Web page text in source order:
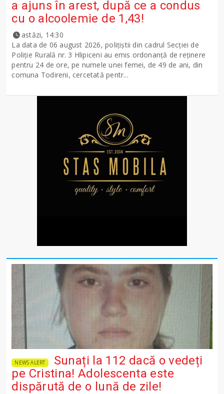
a ajuns în arest, după ce a condus
cu o alcoolemie de 1,43!
astăzi, 14:30
La data de 06 august 2026, polițiștii din cadrul Secției de
Poliție Rurală nr. 3 Hlipiceni au emis ordonanță de reținere
pentru 24 de ore, pe numele unei femei, de 49 de ani, din
comuna Todireni, cercetată pentr...
NEWS ALERT
Sunați la 112 dacă o vedeți
pe Cristina! Adolescenta este
dispărută de o lună de zile!